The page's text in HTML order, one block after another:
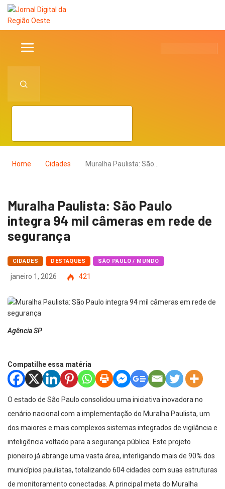
Home Cidades Muralha Paulista: São…
Muralha Paulista: São Paulo
integra 94 mil câmeras em rede de
segurança
CIDADES DESTAQUES SÃO PAULO / MUNDO
janeiro 1, 2026 421
Agência SP
Compatilhe essa matéria
O estado de São Paulo consolidou uma iniciativa inovadora no
cenário nacional com a implementação do Muralha Paulista, um
dos maiores e mais complexos sistemas integrados de vigilância e
inteligência voltado para a segurança pública. Este projeto
pioneiro já abrange uma vasta área, interligando mais de 90% dos
municípios paulistas, totalizando 604 cidades com suas estruturas
de monitoramento conectadas. A principal meta do Muralha